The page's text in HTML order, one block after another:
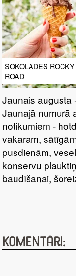
ŠOKOLĀDES ROCKY
ROAD
Jaunais augusta
Jaunajā numurā
notikumiem -
vakaram,
pusdienām,
konservu
baudīšanai,
Komentāri: